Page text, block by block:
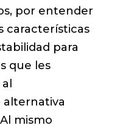
por entender
características
para
que les
mismo